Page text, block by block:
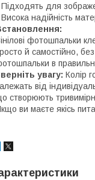
Підходять для
Висока надійність
фотошпальки
й самостійно,
в
увагу: Колір
від
створюють
ви маєте якісь